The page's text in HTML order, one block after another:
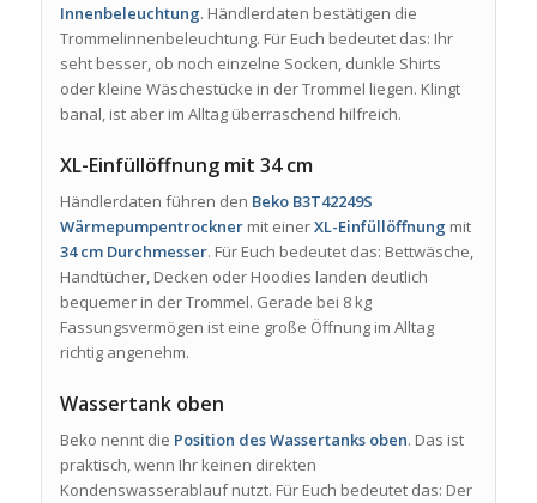
Innenbeleuchtung. Händlerdaten bestätigen die
Trommelinnenbeleuchtung. Für Euch bedeutet das: Ihr
seht besser, ob noch einzelne Socken, dunkle Shirts
oder kleine Wäschestücke in der Trommel liegen. Klingt
banal, ist aber im Alltag überraschend hilfreich.
XL-Einfüllöffnung mit 34 cm
Händlerdaten führen den Beko B3T42249S
Wärmepumpentrocknermit einerXL-Einfüllöffnung mit
34 cm Durchmesser. Für Euch bedeutet das: Bettwäsche,
Handtücher, Decken oder Hoodies landen deutlich
bequemer in der Trommel. Gerade bei 8 kg
Fassungsvermögen ist eine große Öffnung im Alltag
richtig angenehm.
Wassertank oben
Beko nennt die Position des Wassertanks oben. Das ist
praktisch, wenn Ihr keinen direkten
Kondenswasserablauf nutzt. Für Euch bedeutet das: Der